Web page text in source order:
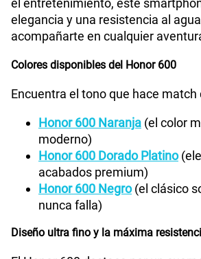
el entretenimiento, este
elegancia y una resistencia al
acompañarte en cualquier
Colores disponibles del Honor 600
Encuentra el tono que hace match
Honor 600 Naranja (el color
moderno)
Honor 600 Dorado Platino
acabados premium)
Honor 600 Negro(el clásico
nunca falla)
Diseño ultra fino y la máxima